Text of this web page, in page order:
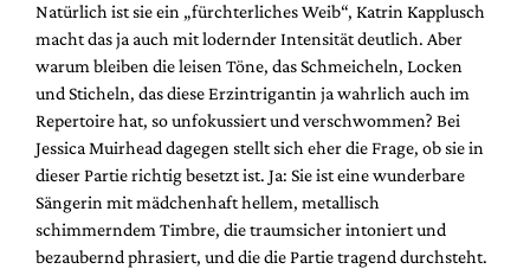
Natürlich ist sie ein „fürchterliches Weib“, Katrin Kapplusch
macht das ja auch mit lodernder Intensität deutlich. Aber
warum bleiben die leisen Töne, das Schmeicheln, Locken
und Sticheln, das diese Erzintrigantin ja wahrlich auch im
Repertoire hat, so unfokussiert und verschwommen? Bei
Jessica Muirhead dagegen stellt sich eher die Frage, ob sie in
dieser Partie richtig besetzt ist. Ja: Sie ist eine wunderbare
Sängerin mit mädchenhaft hellem, metallisch
schimmerndem Timbre, die traumsicher intoniert und
bezaubernd phrasiert, und die die Partie tragend durchsteht.